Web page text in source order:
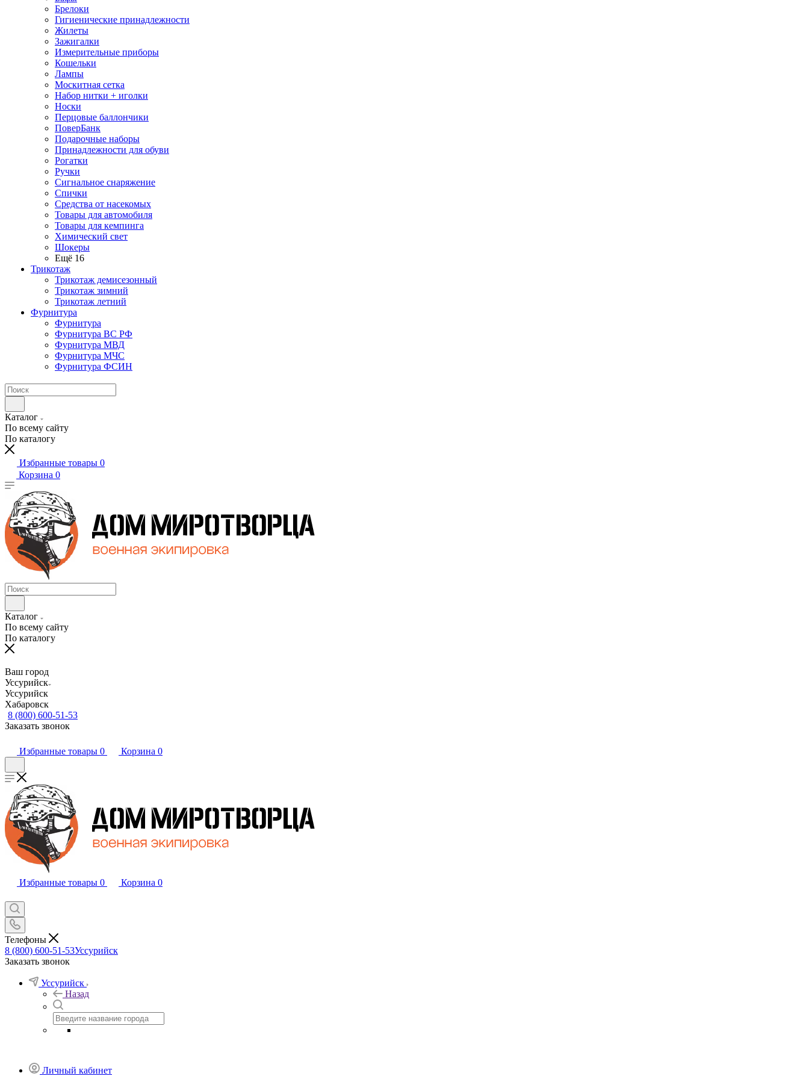
Брелоки
Гигиенические принадлежности
Жилеты
Зажигалки
Измерительные приборы
Кошельки
Лампы
Москитная сетка
Набор нитки + иголки
Носки
Перцовые баллончики
ПоверБанк
Подарочные наборы
Принадлежности для обуви
Рогатки
Ручки
Сигнальное снаряжение
Спички
Средства от насекомых
Товары для автомобиля
Товары для кемпинга
Химический свет
Шокеры
Ещё 16
Трикотаж
Трикотаж демисезонный
Трикотаж зимний
Трикотаж летний
Фурнитура
Фурнитура
Фурнитура ВС РФ
Фурнитура МВД
Фурнитура МЧС
Фурнитура ФСИН
Каталог
По всему сайту
По каталогу
Избранные товары 0
Корзина 0
Каталог
По всему сайту
По каталогу
Ваш город
Уссурийск
Уссурийск
Хабаровск
8 (800) 600-51-53
Заказать звонок
Избранные товары 0 Корзина 0
Избранные товары 0 Корзина 0
Телефоны
8 (800) 600-51-53Уссурийск
Заказать звонок
Уссурийск
Назад
Личный кабинет